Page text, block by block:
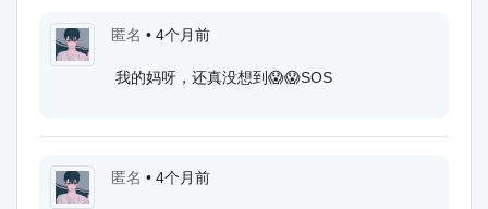
匿名 • 4个月前
我的妈呀，还真没想到😱😱SOS
匿名 • 4个月前